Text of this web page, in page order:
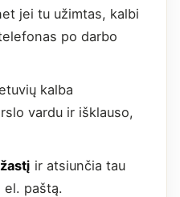
jei tu užimtas, kalbi
po darbo
kalba
vardu ir išklauso,
ir atsiunčia tau
el. paštą.